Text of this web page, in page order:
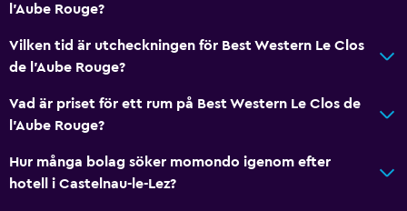
Värme
Luftkonditionering
Massage
Bubbelpool
l'Aube Rouge?
Vilken tid är utcheckningen för Best Western Le Clos
de l'Aube Rouge?
Vad är priset för ett rum på Best Western Le Clos de
l'Aube Rouge?
Hur många bolag söker momondo igenom efter
hotell i Castelnau-le-Lez?